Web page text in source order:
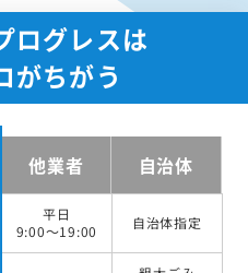
ログレスは
がちがう
他業者 自治体
平日
9:00～19:00
自治体指定